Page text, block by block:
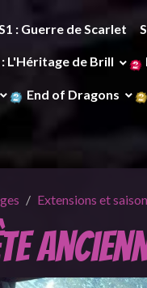
: Guerre de Scarlet
: L'Héritage de Brill
End of Dragons
Extensions et